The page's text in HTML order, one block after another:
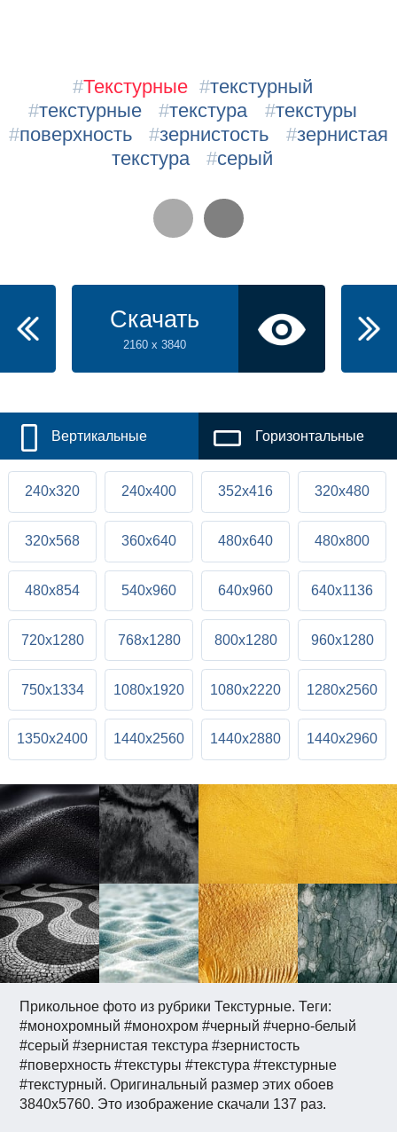
Прикольное фото из рубрики Текстурные. Теги:
#монохромный #монохром #черный #черно-белый
#серый #зернистая текстура #зернистость
#поверхность #текстуры #текстура #текстурные
#текстурный. Оригинальный размер этих обоев
3840x5760. Это изображение скачали 137 раз.
#Текстурные #текстурный
#текстурные #текстура #текстуры
#поверхность #зернистость #зернистая
текстура
#серый
Скачать
2160 x 3840
Вертикальные Горизонтальные
240x320 240x400 352x416 320x480
320x568 360x640 480x640 480x800
480x854 540x960 640x960 640x1136
720x1280 768x1280 800x1280 960x1280
750x1334 1080x1920 1080x2220 1280x2560
1350x2400 1440x2560 1440x2880 1440x2960